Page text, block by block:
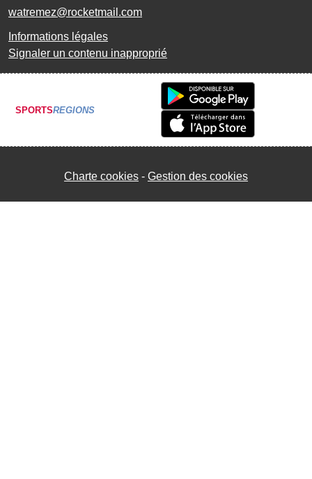
watremez@rocketmail.com
Informations légales
Signaler un contenu inapproprié
SPORTSREGIONS
Charte cookies Gestion des cookies